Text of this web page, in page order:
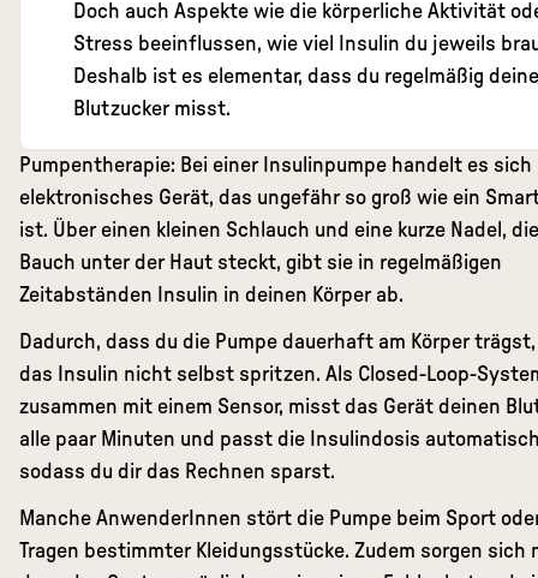
Doch auch Aspekte wie die körperliche Aktivität
Stress beeinflussen, wie viel Insulin du jeweils
Deshalb ist es elementar, dass du regelmäßig
Blutzucker misst.
Pumpentherapie: Bei einer Insulinpumpe handelt es sich
elektronisches Gerät, das ungefähr so groß wie ein
ist. Über einen kleinen Schlauch und eine kurze Nadel,
Bauch unter der Haut steckt, gibt sie in regelmäßigen
Zeitabständen Insulin in deinen Körper ab.
Dadurch, dass du die Pumpe dauerhaft am Körper
das Insulin nicht selbst spritzen. Als Closed-Loop-
zusammen mit einem Sensor, misst das Gerät deinen
alle paar Minuten und passt die Insulindosis
sodass du dir das Rechnen sparst.
Manche AnwenderInnen stört die Pumpe beim Sport
Tragen bestimmter Kleidungsstücke. Zudem sorgen sich